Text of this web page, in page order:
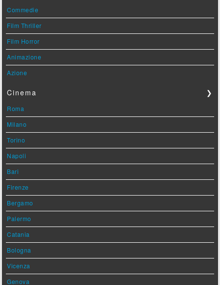
Commedie
Film Thriller
Film Horror
Animazione
Azione
Cinema ❯
Roma
Milano
Torino
Napoli
Bari
Firenze
Bergamo
Palermo
Catania
Bologna
Vicenza
Genova